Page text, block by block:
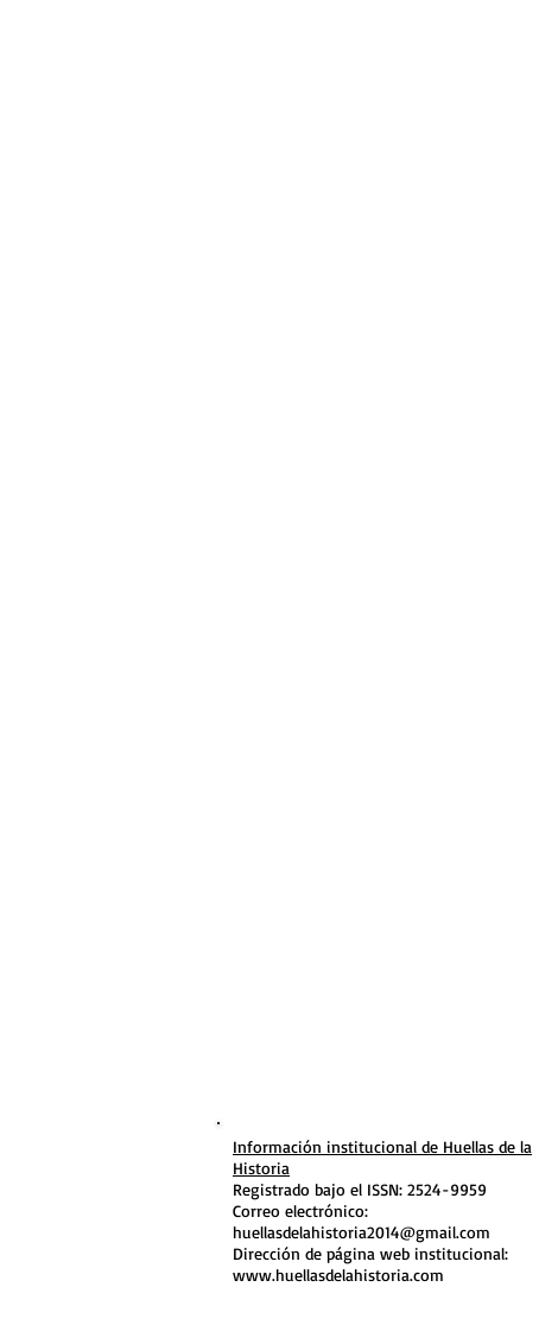
Información institucional de Huellas de la
Historia
Registrado bajo el ISSN: 2524-9959
Correo electrónico:
huellasdelahistoria2014@gmail.com
Dirección de página web institucional:
www.huellasdelahistoria.com